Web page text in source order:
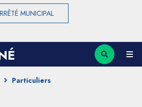
MUNICIPAL
Particuliers